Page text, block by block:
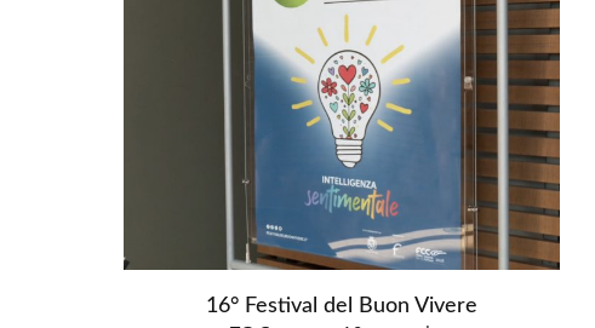
16° Festival del Buon Vivere